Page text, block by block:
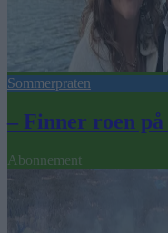
Sommerpraten
– Finner roen
Abonnement